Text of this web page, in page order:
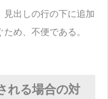
見出しの行の下に追加
め、不便である。
れる場合の対